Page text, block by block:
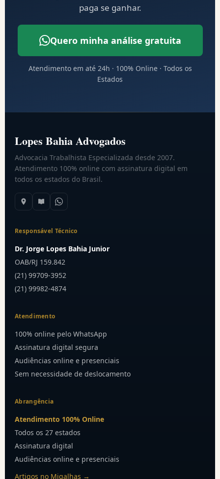
paga se ganhar.
Quero minha análise gratuita
Atendimento em até 24h · 100% Online · Todos os
Estados
Lopes Bahia Advogados
Advocacia Trabalhista Especializada desde 2007.
Atendimento 100% online com assinatura digital em
todos os estados do Brasil.
Responsável Técnico
Dr. Jorge Lopes Bahia Junior
OAB/RJ 159.842
(21) 99709-3952
(21) 99982-4874
Atendimento
100% online pelo WhatsApp
Assinatura digital segura
Audiências online e presenciais
Sem necessidade de deslocamento
Abrangência
Atendimento 100% Online
Todos os 27 estados
Assinatura digital
Audiências online e presenciais
Artigos no Migalhas →